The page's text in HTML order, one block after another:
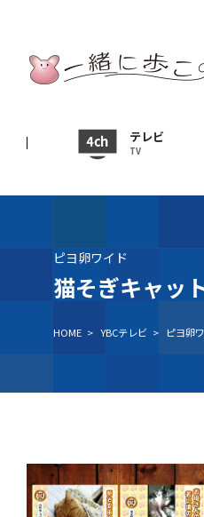
テレビ
TV
テレビ
ニュース
News
イベント
ＹＢＣオンデマンド
ピヨ卵ワイド
猫そぎキャッ
HOME > YBCテレビ > ピヨ卵